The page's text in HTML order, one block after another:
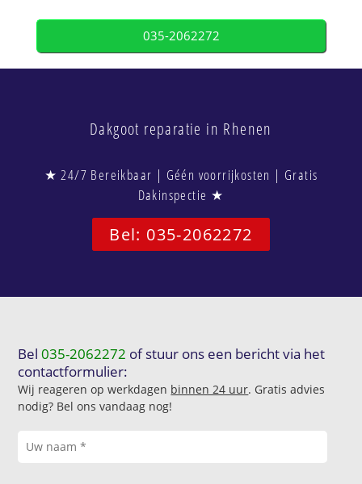
035-2062272
Dakgoot reparatie in Rhenen
★ 24/7 Bereikbaar | Géén voorrijkosten | Gratis
Dakinspectie ★
Bel: 035-2062272
Bel035-2062272 of stuur ons een bericht via het
contactformulier:
Wij reageren op werkdagen binnen 24 uur. Gratis advies
nodig? Bel ons vandaag nog!